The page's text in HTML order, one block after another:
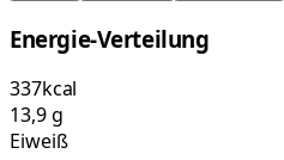
Energie-Verteilung
337kcal
13,9g
Eiweiß